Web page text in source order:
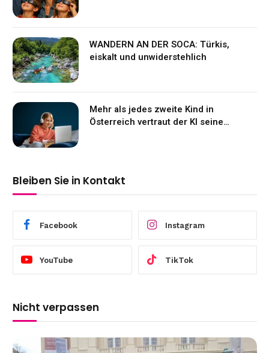
WANDERN AN DER SOCA: Türkis,
eiskalt und unwiderstehlich
Mehr als jedes zweite Kind in
Österreich vertraut der KI seine
Bleiben Sie in Kontakt
Facebook Instagram
YouTube TikTok
Nicht verpassen